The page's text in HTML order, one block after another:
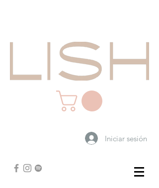
Iniciar sesión